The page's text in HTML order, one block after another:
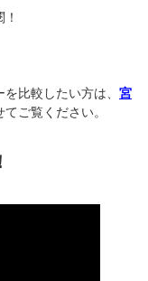
比較したい方は、 宮
てご覧ください。